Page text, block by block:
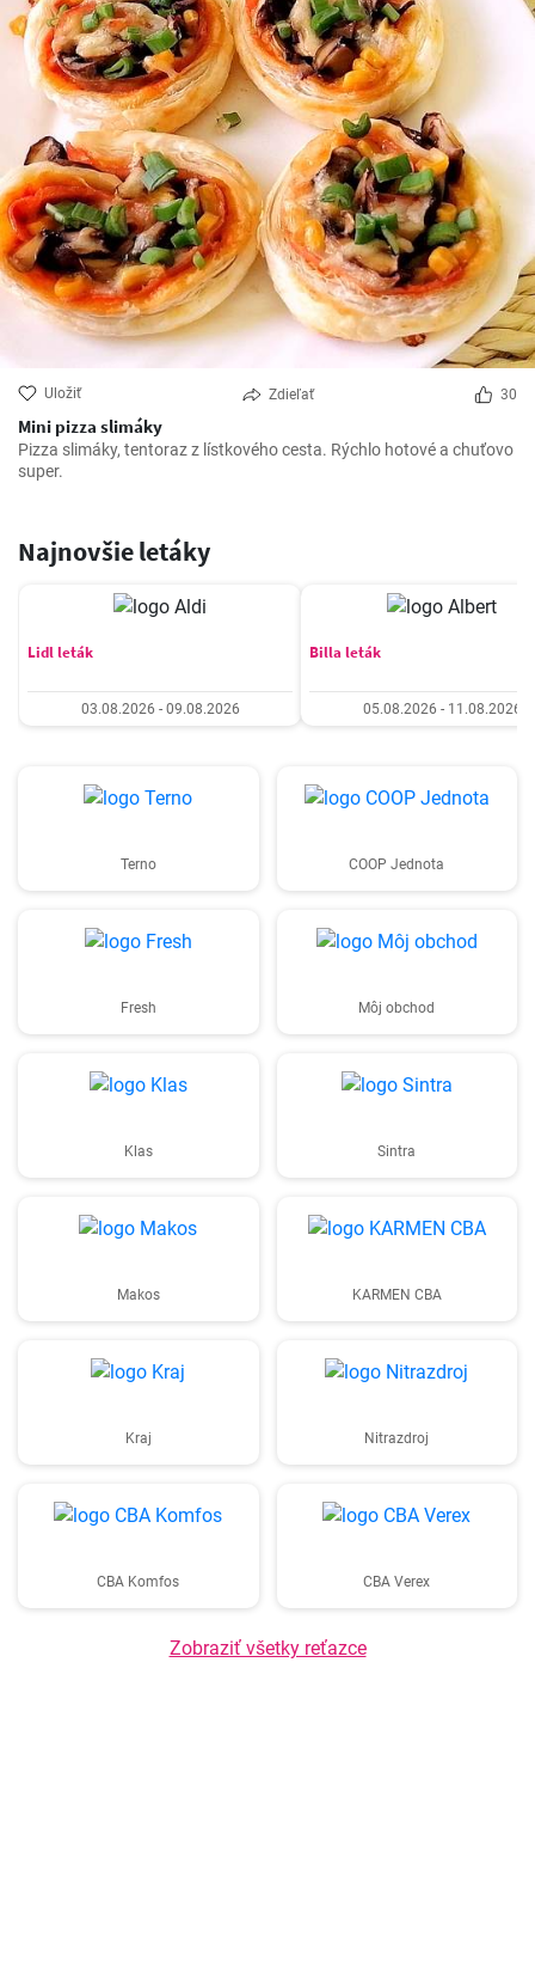
Uložiť Zdieľať 30
Mini pizza slimáky
Pizza slimáky, tentoraz z lístkového cesta. Rýchlo hotové a chuťovo
super.
Najnovšie letáky
Lidl leták
03.08.2026 - 09.08.2026
Billa leták
05.08.2026 - 11.08.2026
Terno COOP Jednota
Fresh Môj obchod
Klas Sintra
Makos KARMEN CBA
Kraj Nitrazdroj
CBA Komfos CBA Verex
Zobraziť všetky reťazce